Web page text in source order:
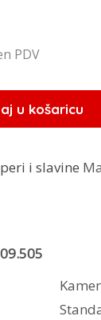
PDV
u košaricu
i slavine